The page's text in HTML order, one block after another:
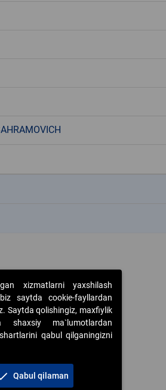
xizmatlarni yaxshilash
saytda cookie-fayllardan
Saytda qolishingiz, maxfiylik
shaxsiy ma`lumotlardan
qabul qilganingizni
Qabul qilaman